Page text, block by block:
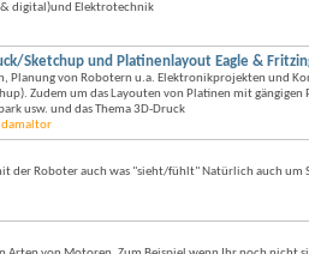
digital)und Elektrotechnik
Sketchup und Platinenlayout Eagle &
Planung von Robotern u.a. Elektronikprojekten und
Zudem um das Layouten von Platinen mit gängigen
usw. und das Thema 3D-Druck
damaltor
der Roboter auch was "sieht/fühlt" Natürlich auch um